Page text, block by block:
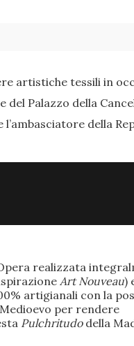
artistiche tessili in
del Palazzo della
della
realizzata
Art Nouveau)
artigianali con la
per rendere
Pulchritudo della